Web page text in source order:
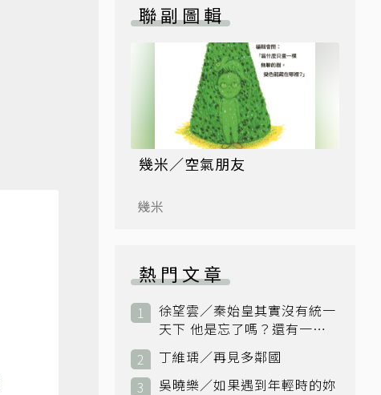
聯副圖輯
幾米／空氣朋友
幾米
熱門文章
徐望雲／秦始皇其實沒有統一
天下 他是忘了嗎？還有一個
小國：衛國
丁維瑀／再見多鄰國
吳曉樂／如果遇到年輕時的妳